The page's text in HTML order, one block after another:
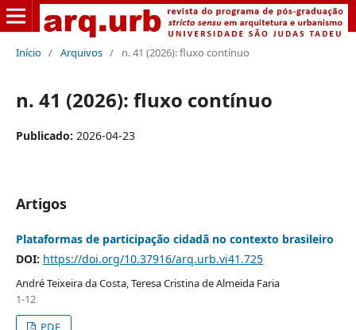
Início / Arquivos / n. 41 (2026): fluxo contínuo
n. 41 (2026): fluxo contínuo
Publicado: 2026-04-23
Artigos
Plataformas de participação cidadã no contexto brasileiro
DOI: https://doi.org/10.37916/arq.urb.vi41.725
André Teixeira da Costa, Teresa Cristina de Almeida Faria
1-12
PDF